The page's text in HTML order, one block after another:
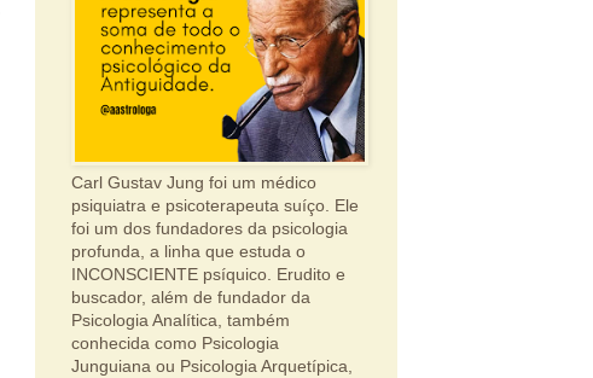
Carl Gustav Jung foi um médico
psiquiatra e psicoterapeuta suíço. Ele
foi um dos fundadores da psicologia
profunda, a linha que estuda o
INCONSCIENTE psíquico. Erudito e
buscador, além de fundador da
Psicologia Analítica, também
conhecida como Psicologia
Junguiana ou Psicologia Arquetípica,